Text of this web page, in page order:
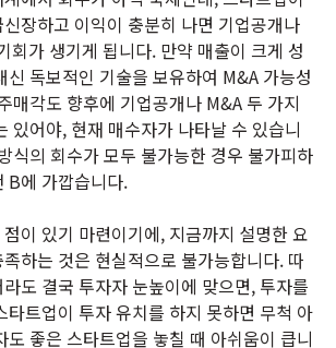
장하고 이익이 충분히 나면 기업공개나
회가 생기게 됩니다. 만약 매출이 크게 성
신 독보적인 기술을 보유하여 M&A 가능성
매각도 향후에 기업공개나 M&A 두 가지
있어야, 현재 매수자가 나타날 수 있습니
식의 회수가 모두 불가능한 경우 불가피하
B에 가깝습니다.
이 있기 마련이기에, 지금까지 설명한 요
하는 것은 현실적으로 불가능합니다. 따
도 결국 투자자 눈높이에 맞으면, 투자를
타트업이 투자 유치를 하지 못하면 무척 아
도 좋은 스타트업을 놓칠 때 아쉬움이 큽니